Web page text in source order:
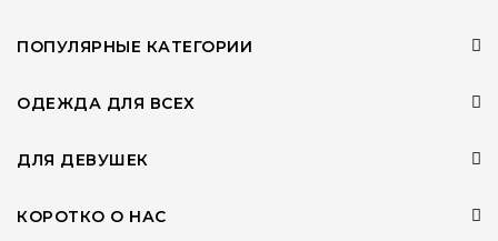
ПОПУЛЯРНЫЕ КАТЕГОРИИ
ОДЕЖДА ДЛЯ ВСЕХ
ДЛЯ ДЕВУШЕК
КОРОТКО О НАС